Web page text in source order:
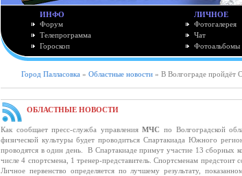
ИНФО
Форум
Телепрограмма
Гороскоп
ЛИЧНОЕ
Фотогалерея
Чат
Фотоальбомы
Город Палласовка » Областные новости » В Волгограде пройдёт
ОБЛАСТНЫЕ НОВОСТИ
Как сообщает пресс-служба управленияМЧС по Волгоградской
физической культуры будет проводиться Спартакиада Южного
проводятся в один день. В Спартакиаде примут участие 13 сборных
числе 4 спортсмена, 1 тренер-представитель. Спортсменам
Личное первенство определяется по лучшему результату,